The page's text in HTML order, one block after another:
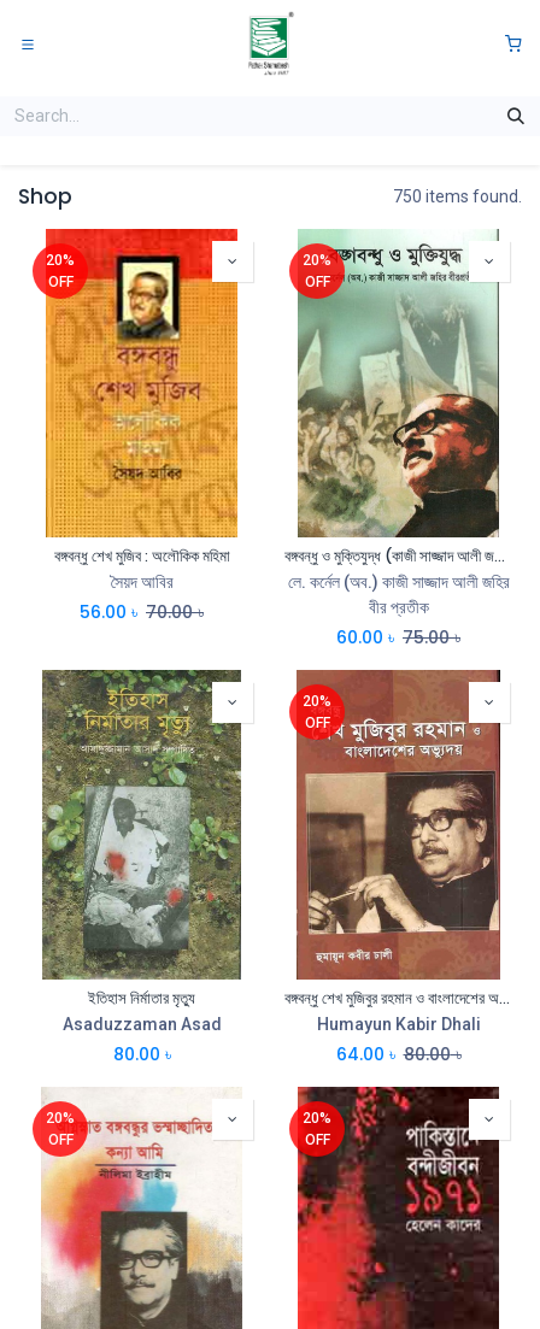
Shop 750 items found.
20%
OFF
বঙ্গবন্ধু শেখ মুজিব : অলৌকিক মহিমা
সৈয়দ আবির
56.00 ৳ 70.00৳
20%
OFF
বঙ্গবন্ধু ও মুক্তিযুদ্ধ (কাজী সাজ্জাদ আলী জহির)
লে. কর্নেল (অব.) কাজী সাজ্জাদ আলী জহির
বীর প্রতীক
60.00 ৳ 75.00৳
ইতিহাস নির্মাতার মৃত্যু
Asaduzzaman Asad
80.00 ৳
20%
OFF
বঙ্গবন্ধু শেখ মুজিবুর রহমান ও বাংলাদেশের অভ্যুদয়
Humayun Kabir Dhali
64.00 ৳ 80.00৳
20%
OFF
20%
OFF